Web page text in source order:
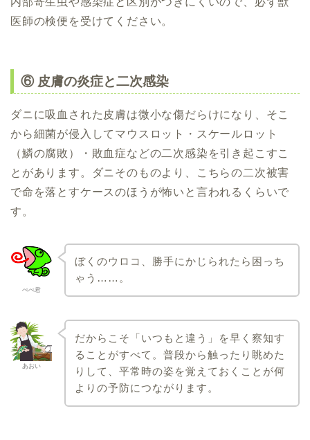
医師の検便を受けてください。
⑥ 皮膚の炎症と二次感染
ダニに吸血された皮膚は微小な傷だらけになり、そこ
から細菌が侵入してマウスロット・スケールロット
（鱗の腐敗）・敗血症などの二次感染を引き起こすこ
とがあります。ダニそのものより、こちらの二次被害
で命を落とすケースのほうが怖いと言われるくらいで
す。
ぺぺ君
ぼくのウロコ、勝手にかじられたら困っち
ゃう……。
あおい
だからこそ「いつもと違う」を早く察知す
ることがすべて。普段から触ったり眺めた
りして、平常時の姿を覚えておくことが何
よりの予防につながります。